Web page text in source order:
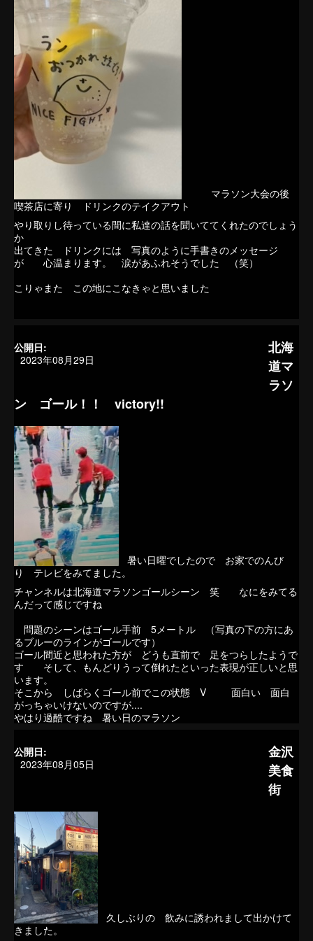
マラソン大会の後
喫茶店に寄り ドリンクのテイクアウト
やり取りし待っている間に私達の話を聞いててくれたのでしょう
か
出てきた ドリンクには 写真のように手書きのメッセージ
が 心温まります。 涙があふれそうでした （笑）
こりゃまた この地にこなきゃと思いました
公開日:
2023年08月29日
北海
道マ
ラソ
ン ゴール！！ victory!!
暑い日曜でしたので お家でのんび
り テレビをみてました。
チャンネルは北海道マラソンゴールシーン 笑 なにをみてる
んだって感じですね
問題のシーンはゴール手前 5メートル （写真の下の方にあ
るブルーのラインがゴールです）
ゴール間近と思われた方が どうも直前で 足をつらしたようで
す そして、もんどりうって倒れたといった表現が正しいと思
います。
そこから しばらくゴール前でこの状態 V 面白い 面白
がっちゃいけないのですが....
やはり過酷ですね 暑い日のマラソン
公開日:
2023年08月05日
金沢
美食
街
久しぶりの 飲みに誘われまして出かけて
きました。